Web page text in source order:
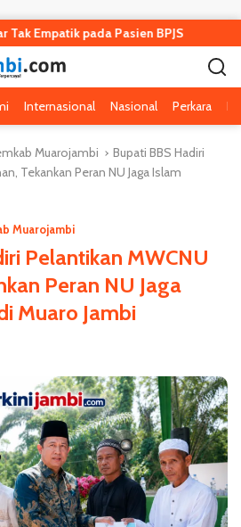
pada Pasien BPJS
Internasional Nasional Perkara
Muarojambi
Bupati BBS Hadiri
Tekankan Peran NU Jaga Islam
Muarojambi
Pelantikan MWCNU
Peran NU Jaga
Muaro Jambi